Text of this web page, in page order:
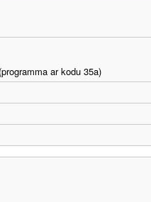
ar kodu 35a)